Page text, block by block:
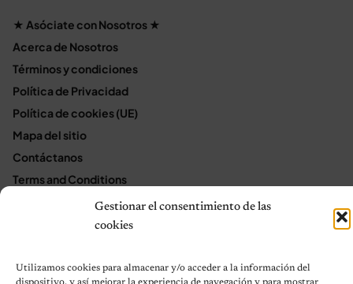
Gestionar el consentimiento de las
cookies
Utilizamos cookies para almacenar y/o acceder a la información del
★ Asóciate con Nosotros ★
Acerca de Nosotros
Términos y condiciones
Política de Privacidad
Política de cookies (UE)
Mapa del sitio
Contáctanos
Terms and Conditions